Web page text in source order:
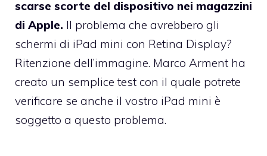
scarse scorte del dispositivo nei magazzini
di Apple. Il problema che avrebbero gli
schermi di iPad mini con Retina Display?
Ritenzione dell’immagine. Marco Arment ha
creato un semplice test con il quale potrete
verificare se anche il vostro iPad mini è
soggetto a questo problema.